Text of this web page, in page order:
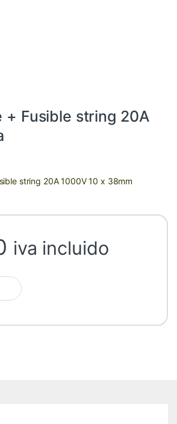
+ Fusible string 20A
string 20A 1000V 10 x 38mm
iva incluido
string 20A 1000V Geya quantity